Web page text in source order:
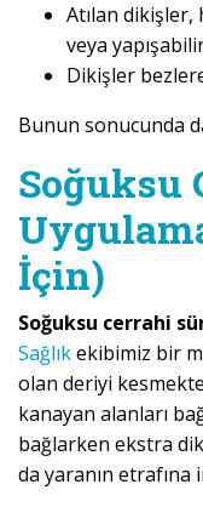
Atılan dikişler,
veya
Dikişler
Bunun sonucunda
Soğuksu
İçin)
Soğuksu cerrahi
Sağlıkekibimiz bir
olan deriyi
kanayan alanları
bağlarken ekstra
da yaranın etrafına